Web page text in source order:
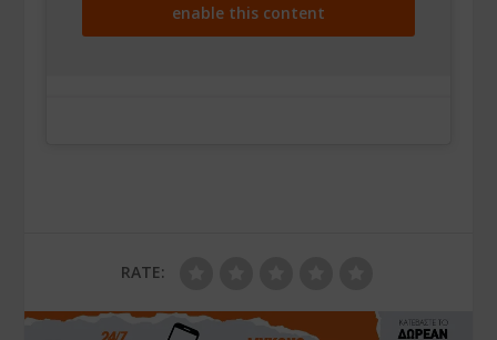
enable this content
RATE: